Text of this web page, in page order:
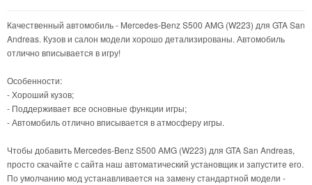
Качественный автомобиль - Mercedes-Benz S500 AMG (W223) для GTA San
Andreas. Кузов и салон модели хорошо детализированы. Автомобиль
отлично вписывается в игру!
Особенности:
- Хороший кузов;
- Поддерживает все основные функции игры;
- Автомобиль отлично вписывается в атмосферу игры.
Чтобы добавить Mercedes-Benz S500 AMG (W223) для GTA San Andreas,
просто скачайте с сайта наш автоматический установщик и запустите его.
По умолчанию мод устанавливается на замену стандартной модели -